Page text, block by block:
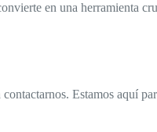
en una herramienta
Estamos aquí